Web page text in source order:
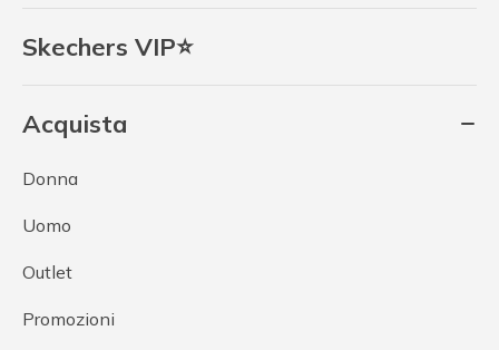
Skechers VIP⭐
Acquista
Donna
Uomo
Outlet
Promozioni